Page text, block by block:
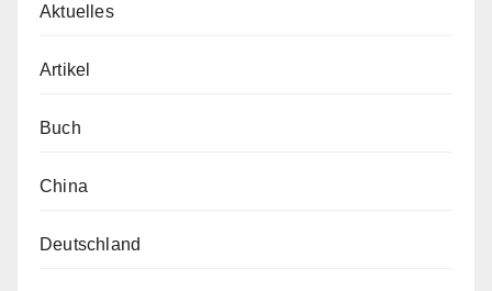
Aktuelles
Artikel
Buch
China
Deutschland